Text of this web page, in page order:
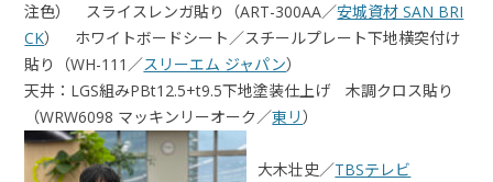
注色） スライスレンガ貼り（ART-300AA／安城資材 SAN BRI
CK） ホワイトボードシート／スチールプレート下地横突付け
貼り（WH-111／スリーエム ジャパン）
天井：LGS組みPBt12.5+t9.5下地塗装仕上げ 木調クロス貼り
（WRW6098 マッキンリーオーク／東リ）
大木壮史／TBSテレビ